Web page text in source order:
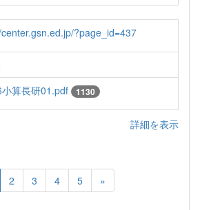
?page_id=437
小算長研01.pdf 1130
詳細を表示
2 3 4 5 »